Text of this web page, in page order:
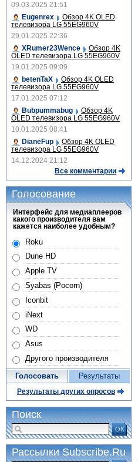
09.03.2025 21:51
Eugenrex
Обзор 4K OLED
телевизора LG 55EG960V
29.01.2025 22:36
XRumer23Wence
Обзор 4K
OLED телевизора LG 55EG960V
19.01.2025 09:09
betenTaX
Обзор 4K OLED
телевизора LG 55EG960V
17.01.2025 07:12
Bubpummabug
Обзор 4K
OLED телевизора LG 55EG960V
10.01.2025 08:41
DianeFup
Обзор 4K OLED
телевизора LG 55EG960V
14.12.2024 21:12
Все комментарии
Голосование
Интерфейс для медиаплееров
какого производителя вам
кажется наиболее удобным?
Roku
Dune HD
Apple TV
Syabas (Pocorn)
Iconbit
iNext
WD
Asus
Другого производителя
Голосовать Результаты
Результаты других опросов
Поиск
ОК
Рассылки Subscribe.Ru